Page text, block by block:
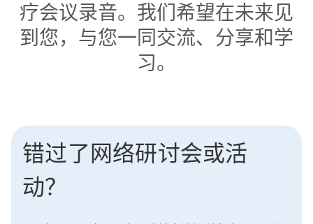
疗会议录音。我们希望在未来见
到您，与您一同交流、分享和学
习。
错过了网络研讨会或活
动？